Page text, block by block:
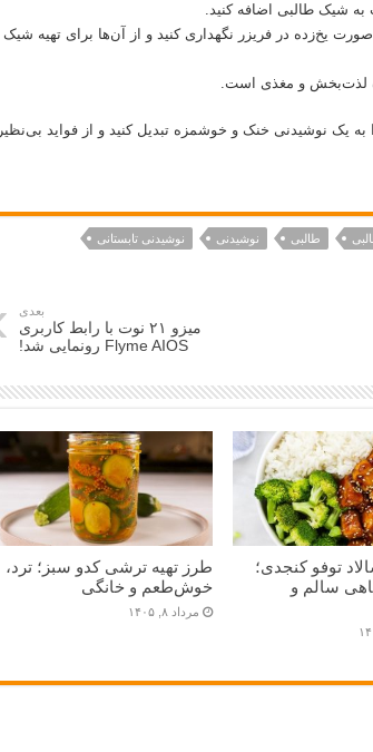
به شیک طالبی اضافه کنید.
یخ‌زده در فریزر نگهداری کنید و از آن‌ها برای تهیه شیک
لذت‌بخش و مغذی است.
به یک نوشیدنی خنک و خوشمزه تبدیل کنید و از فواید بی‌نظیر
طالبی نوشیدنی
نوشیدنی تابستانی
بعدی
میزو ۲۱ نوت با رابط کاربری
Flyme AIOS رونمایی شد!
توفو کنجدی؛
سالم و
طرز تهیه ترشی کدو سبز؛ ترد،
خوش‌طعم و خانگی
مرداد ۸, ۱۴۰۵